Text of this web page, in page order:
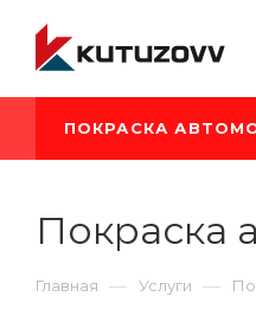
ПОКРАСКА
Покраска
Главная — Услуги —